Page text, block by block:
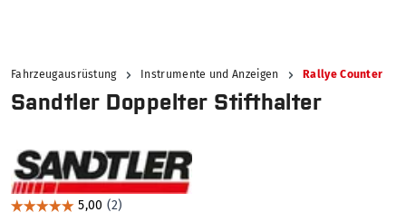
Fahrzeugausrüstung Instrumente und Anzeigen Rallye Counter
Sandtler Doppelter Stifthalter